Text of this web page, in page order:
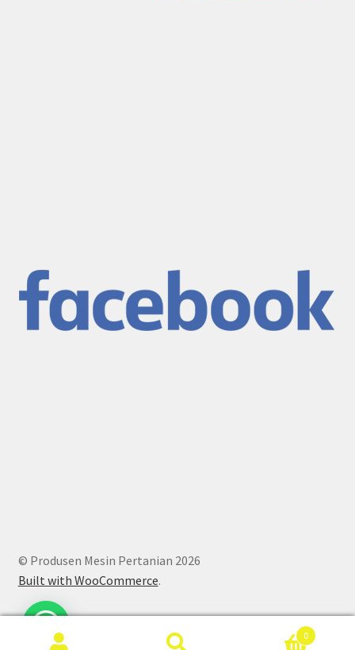
© Produsen Mesin Pertanian 2026
Built with WooCommerce.
0